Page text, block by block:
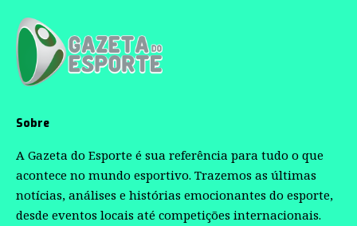
Sobre
A Gazeta do Esporte é sua referência para tudo o que
acontece no mundo esportivo. Trazemos as últimas
notícias, análises e histórias emocionantes do esporte,
desde eventos locais até competições internacionais.